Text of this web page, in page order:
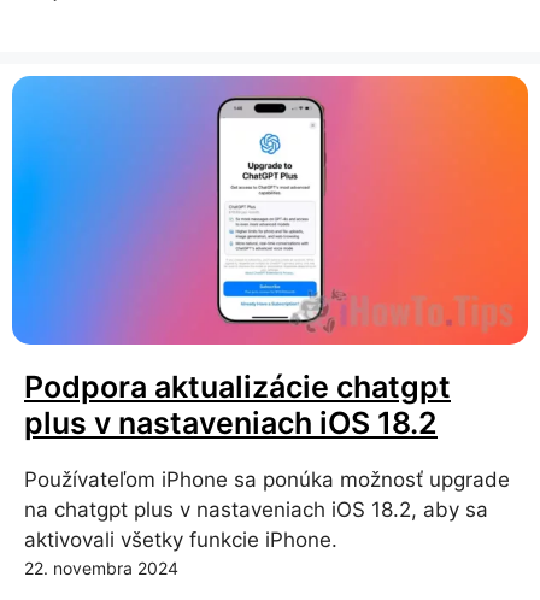
Podpora aktualizácie chatgpt
plus v nastaveniach iOS 18.2
Používateľom iPhone sa ponúka možnosť upgrade
na chatgpt plus v nastaveniach iOS 18.2, aby sa
aktivovali všetky funkcie iPhone.
22. novembra 2024